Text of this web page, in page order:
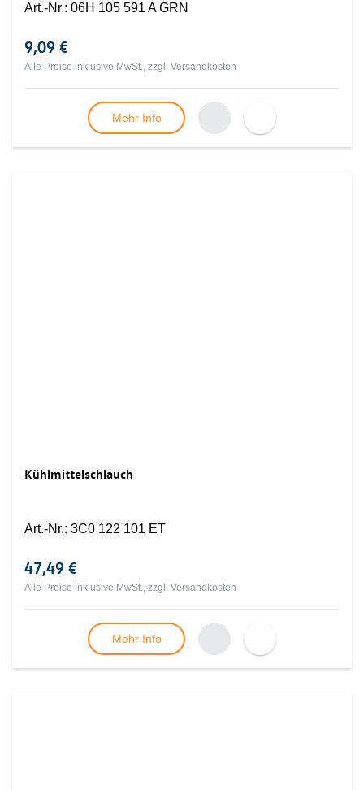
Art.-Nr.: 06H 105 591 A GRN
9,09 €
Alle Preise inklusive MwSt., zzgl. Versandkosten
Mehr Info
Kühlmittelschlauch
Art.-Nr.: 3C0 122 101 ET
47,49 €
Alle Preise inklusive MwSt., zzgl. Versandkosten
Mehr Info